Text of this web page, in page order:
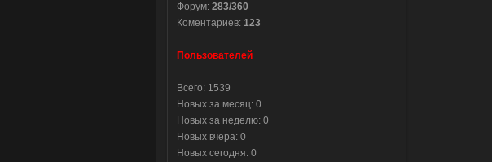
Форум: 283/360
Коментариев: 123
Пользователей
Всего: 1539
Новых за месяц: 0
Новых за неделю: 0
Новых вчера: 0
Новых сегодня: 0